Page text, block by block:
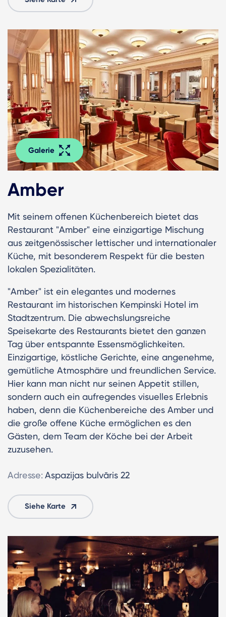
Galerie
Amber
Mit seinem offenen Küchenbereich bietet das
Restaurant "Amber" eine einzigartige Mischung
aus zeitgenössischer lettischer und internationaler
Küche, mit besonderem Respekt für die besten
lokalen Spezialitäten.
"Amber" ist ein elegantes und modernes
Restaurant im historischen Kempinski Hotel im
Stadtzentrum. Die abwechslungsreiche
Speisekarte des Restaurants bietet den ganzen
Tag über entspannte Essensmöglichkeiten.
Einzigartige, köstliche Gerichte, eine angenehme,
gemütliche Atmosphäre und freundlichen Service.
Hier kann man nicht nur seinen Appetit stillen,
sondern auch ein aufregendes visuelles Erlebnis
haben, denn die Küchenbereiche des Amber und
die große offene Küche ermöglichen es den
Gästen, dem Team der Köche bei der Arbeit
zuzusehen.
Adresse: Aspazijas bulvāris 22
Siehe Karte